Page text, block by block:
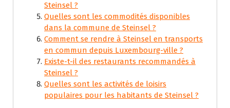
Steinsel ?
Quelles sont les commodités disponibles
dans la commune de Steinsel ?
Comment se rendre à Steinsel en transports
en commun depuis Luxembourg-ville ?
Existe-t-il des restaurants recommandés à
Steinsel ?
Quelles sont les activités de loisirs
populaires pour les habitants de Steinsel ?